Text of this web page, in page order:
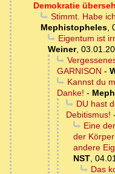
Demokratie
Stimmt. Habe
Mephistopheles,
Eigentum ist
Weiner,
GARNISON -
Kannst du
Danke! -
DU hast
Debitismus! -
Eine
der
andere
NST,
Das